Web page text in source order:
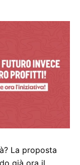
La proposta